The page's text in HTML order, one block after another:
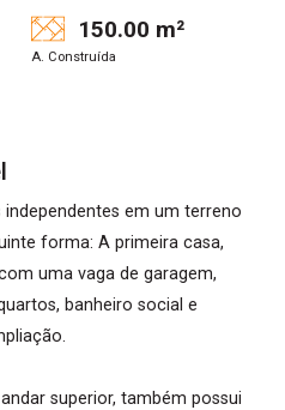
150.00 m²
A. Construída
independentes em um terreno
forma: A primeira casa,
uma vaga de garagem,
banheiro social e
superior, também possui